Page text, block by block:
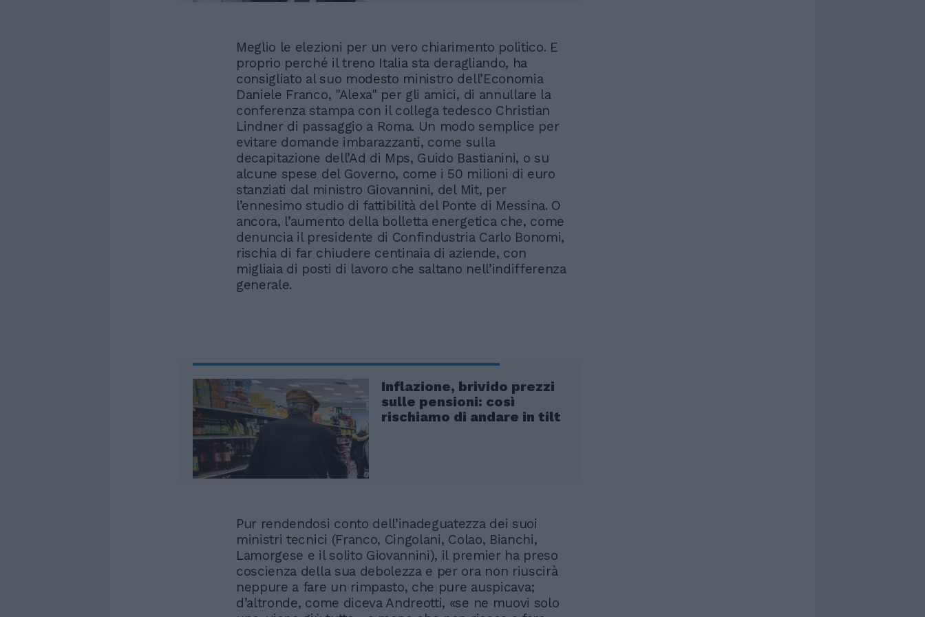
Meglio le elezioni per un vero chiarimento politico. E
proprio perché il treno Italia sta deragliando, ha
consigliato al suo modesto ministro dell’Economia
Daniele Franco, "Alexa" per gli amici, di annullare la
conferenza stampa con il collega tedesco Christian
Lindner di passaggio a Roma. Un modo semplice per
evitare domande imbarazzanti, come sulla
decapitazione dell’Ad di Mps, Guido Bastianini, o su
alcune spese del Governo, come i 50 milioni di euro
stanziati dal ministro Giovannini, del Mit, per
l’ennesimo studio di fattibilità del Ponte di Messina. O
ancora, l’aumento della bolletta energetica che, come
denuncia il presidente di Confindustria Carlo Bonomi,
rischia di far chiudere centinaia di aziende, con
migliaia di posti di lavoro che saltano nell’indifferenza
generale.
Inflazione, brivido prezzi
sulle pensioni: così
rischiamo di andare in tilt
Pur rendendosi conto dell’inadeguatezza dei suoi
ministri tecnici (Franco, Cingolani, Colao, Bianchi,
Lamorgese e il solito Giovannini), il premier ha preso
coscienza della sua debolezza e per ora non riuscirà
neppure a fare un rimpasto, che pure auspicava;
d’altronde, come diceva Andreotti, «se ne muovi solo